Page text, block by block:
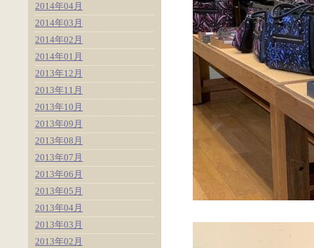
2014年04月
2014年03月
2014年02月
2014年01月
2013年12月
2013年11月
2013年10月
2013年09月
2013年08月
2013年07月
2013年06月
2013年05月
2013年04月
2013年03月
2013年02月